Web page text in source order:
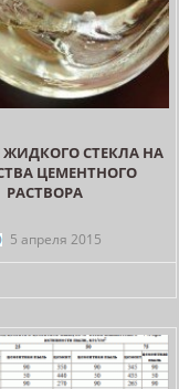
СТЕКЛА НА
ЦЕМЕНТНОГО
РАСТВОРА
5 апреля 2015